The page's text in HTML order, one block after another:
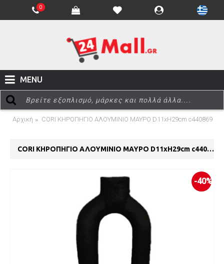
0
MENU
Αρχική CORI ΚΗΡΟΠΗΓΙΟ ΑΛΟΥΜΙΝΙΟ ΜΑΥΡΟ D11xH29cm c440869
CORI ΚΗΡΟΠΗΓΙΟ ΑΛΟΥΜΙΝΙΟ ΜΑΥΡΟ D11xH29cm c440869
-40%